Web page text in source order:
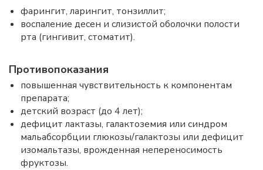
фарингит, ларингит, тонзиллит;
воспаление десен и слизистой оболочки полости
рта (гингивит, стоматит).
Противопоказания
повышенная чувствительность к компонентам
препарата;
детский возраст (до 4 лет);
дефицит лактазы, галактоземия или синдром
мальабсорбции глюкозы/галактозы или дефицит
изомальтазы, врожденная непереносимость
фруктозы.